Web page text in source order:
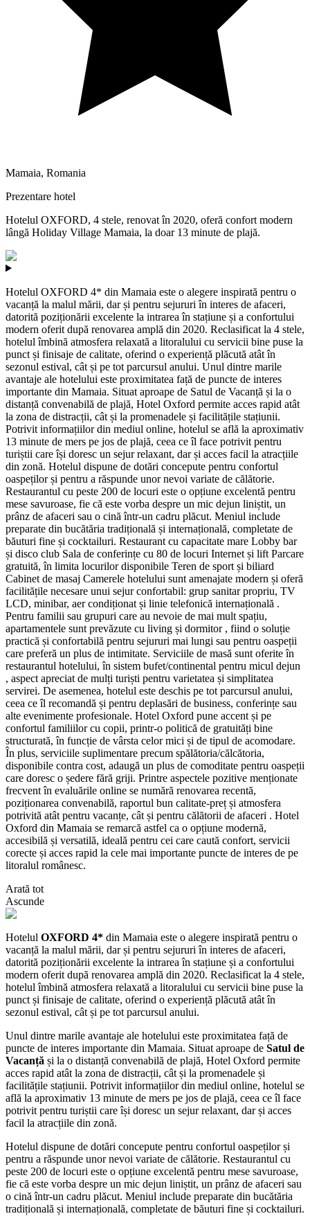
Mamaia, Romania
Prezentare hotel
Hotelul OXFORD, 4 stele, renovat în 2020, oferă confort modern
lângă Holiday Village Mamaia, la doar 13 minute de plajă.
Hotelul OXFORD 4* din Mamaia este o alegere inspirată pentru o
vacanță la malul mării, dar și pentru sejururi în interes de afaceri,
datorită poziționării excelente la intrarea în stațiune și a confortului
modern oferit după renovarea amplă din 2020. Reclasificat la 4 stele,
hotelul îmbină atmosfera relaxată a litoralului cu servicii bine puse la
punct și finisaje de calitate, oferind o experiență plăcută atât în
sezonul estival, cât și pe tot parcursul anului. Unul dintre marile
avantaje ale hotelului este proximitatea față de puncte de interes
importante din Mamaia. Situat aproape de Satul de Vacanță și la o
distanță convenabilă de plajă, Hotel Oxford permite acces rapid atât
la zona de distracții, cât și la promenadele și facilitățile stațiunii.
Potrivit informațiilor din mediul online, hotelul se află la aproximativ
13 minute de mers pe jos de plajă, ceea ce îl face potrivit pentru
turiștii care își doresc un sejur relaxant, dar și acces facil la atracțiile
din zonă. Hotelul dispune de dotări concepute pentru confortul
oaspeților și pentru a răspunde unor nevoi variate de călătorie.
Restaurantul cu peste 200 de locuri este o opțiune excelentă pentru
mese savuroase, fie că este vorba despre un mic dejun liniștit, un
prânz de afaceri sau o cină într-un cadru plăcut. Meniul include
preparate din bucătăria tradițională și internațională, completate de
băuturi fine și cocktailuri. Restaurant cu capacitate mare Lobby bar
și disco club Sala de conferințe cu 80 de locuri Internet și lift Parcare
gratuită, în limita locurilor disponibile Teren de sport și biliard
Cabinet de masaj Camerele hotelului sunt amenajate modern și oferă
facilitățile necesare unui sejur confortabil: grup sanitar propriu, TV
LCD, minibar, aer condiționat și linie telefonică internațională .
Pentru familii sau grupuri care au nevoie de mai mult spațiu,
apartamentele sunt prevăzute cu living și dormitor , fiind o soluție
practică și confortabilă pentru sejururi mai lungi sau pentru oaspeții
care preferă un plus de intimitate. Serviciile de masă sunt oferite în
restaurantul hotelului, în sistem bufet/continental pentru micul dejun
, aspect apreciat de mulți turiști pentru varietatea și simplitatea
servirei. De asemenea, hotelul este deschis pe tot parcursul anului,
ceea ce îl recomandă și pentru deplasări de business, conferințe sau
alte evenimente profesionale. Hotel Oxford pune accent și pe
confortul familiilor cu copii, printr-o politică de gratuități bine
structurată, în funcție de vârsta celor mici și de tipul de acomodare.
În plus, serviciile suplimentare precum spălătoria/călcătoria,
disponibile contra cost, adaugă un plus de comoditate pentru oaspeții
care doresc o ședere fără griji. Printre aspectele pozitive menționate
frecvent în evaluările online se numără renovarea recentă,
poziționarea convenabilă, raportul bun calitate-preț și atmosfera
potrivită atât pentru vacanțe, cât și pentru călătorii de afaceri . Hotel
Oxford din Mamaia se remarcă astfel ca o opțiune modernă,
accesibilă și versatilă, ideală pentru cei care caută confort, servicii
corecte și acces rapid la cele mai importante puncte de interes de pe
litoralul românesc.
Arată tot
Ascunde
Hotelul OXFORD 4* din Mamaia este o alegere inspirată pentru o
vacanță la malul mării, dar și pentru sejururi în interes de afaceri,
datorită poziționării excelente la intrarea în stațiune și a confortului
modern oferit după renovarea amplă din 2020. Reclasificat la 4 stele,
hotelul îmbină atmosfera relaxată a litoralului cu servicii bine puse la
punct și finisaje de calitate, oferind o experiență plăcută atât în
sezonul estival, cât și pe tot parcursul anului.
Unul dintre marile avantaje ale hotelului este proximitatea față de
puncte de interes importante din Mamaia. Situat aproape de Satul de
Vacanță și la o distanță convenabilă de plajă, Hotel Oxford permite
acces rapid atât la zona de distracții, cât și la promenadele și
facilitățile stațiunii. Potrivit informațiilor din mediul online, hotelul se
află la aproximativ 13 minute de mers pe jos de plajă, ceea ce îl face
potrivit pentru turiștii care își doresc un sejur relaxant, dar și acces
facil la atracțiile din zonă.
Hotelul dispune de dotări concepute pentru confortul oaspeților și
pentru a răspunde unor nevoi variate de călătorie. Restaurantul cu
peste 200 de locuri este o opțiune excelentă pentru mese savuroase,
fie că este vorba despre un mic dejun liniștit, un prânz de afaceri sau
o cină într-un cadru plăcut. Meniul include preparate din bucătăria
tradițională și internațională, completate de băuturi fine și cocktailuri.